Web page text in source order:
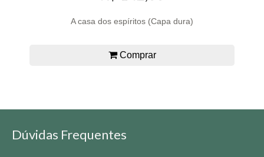
A casa dos espíritos (Capa dura)
Comprar
Dúvidas Frequentes